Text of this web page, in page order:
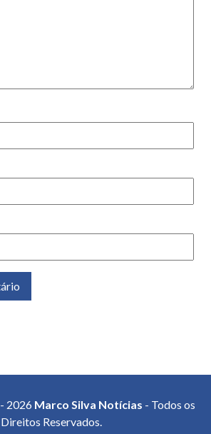
2026 Marco Silva Notícias - Todos os
Direitos Reservados.